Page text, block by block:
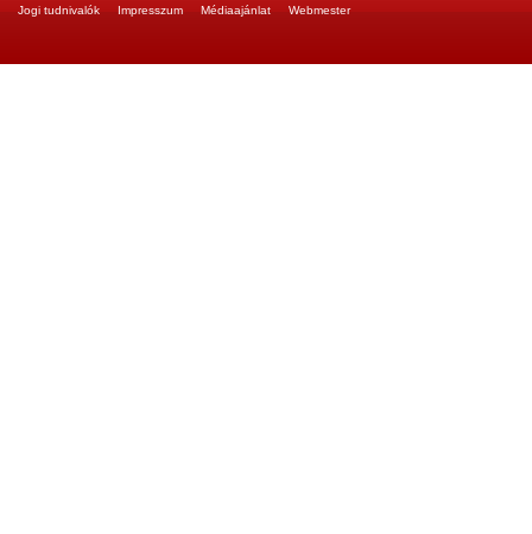
Jogi tudnivalók Impresszum Médiaajánlat Webmester